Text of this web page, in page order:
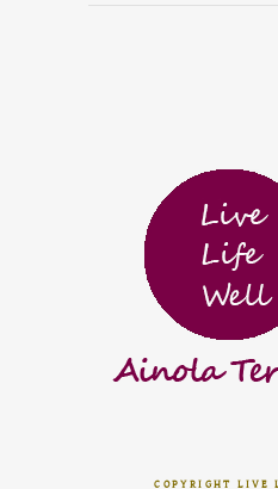
COPYRIGHT LIVE